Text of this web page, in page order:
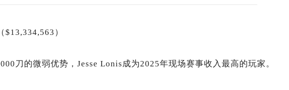
$13,334,563）
刀的微弱优势，Jesse Lonis成为2025年现场赛事收入最高的玩家。